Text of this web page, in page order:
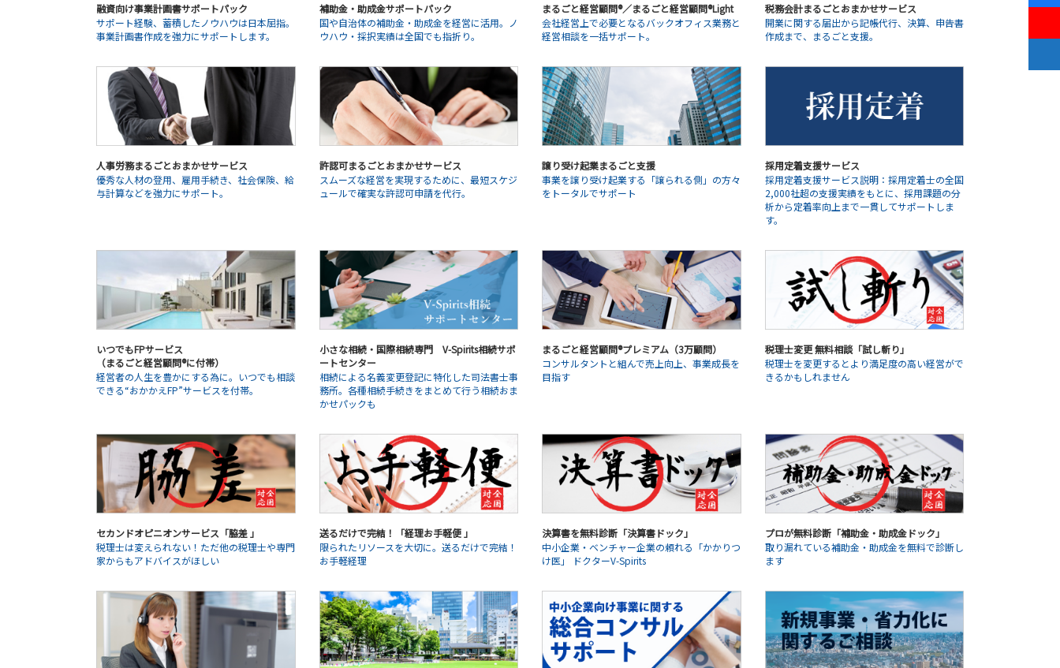
融資向け事業計画書サポートパック
サポート経験、蓄積したノウハウは日本屈指。
事業計画書作成を強力にサポートします。
補助金・助成金サポートパック
国や自治体の補助金・助成金を経営に活用。ノ
ウハウ・採択実績は全国でも指折り。
まるごと経営顧問®／まるごと経営顧問®Light
会社経営上で必要となるバックオフィス業務と
経営相談を一括サポート。
税務会計まるごとおまかせサービス
開業に関する届出から記帳代行、決算、申告書
作成まで、まるごと支援。
人事労務まるごとおまかせサービス
優秀な人材の登用、雇用手続き、社会保険、給
与計算などを強力にサポート。
許認可まるごとおまかせサービス
スムーズな経営を実現するために、最短スケジ
ュールで確実な許認可申請を代行。
譲り受け起業まるごと支援
事業を譲り受け起業する「譲られる側」の方々
をトータルでサポート
採用定着支援サービス
採用定着支援サービス説明：採用定着士の全国
2,000社超の支援実績をもとに、採用課題の分
析から定着率向上まで一貫してサポートしま
す。
いつでもFPサービス
（まるごと経営顧問®に付帯）
経営者の人生を豊かにする為に。いつでも相談
できる“おかかえFP”サービスを付帯。
小さな相続・国際相続専門 V-Spirits相続サポ
ートセンター
相続による名義変更登記に特化した司法書士事
務所。各種相続手続きをまとめて行う相続おま
かせパックも
まるごと経営顧問®プレミアム（3万顧問）
コンサルタントと組んで売上向上、事業成長を
目指す
税理士変更 無料相談「試し斬り」
税理士を変更するとより満足度の高い経営がで
きるかもしれません
セカンドオピニオンサービス「脇差 」
税理士は変えられない！ただ他の税理士や専門
家からもアドバイスがほしい
送るだけで完結！「経理お手軽便 」
限られたリソースを大切に。送るだけで完結！
お手軽経理
決算書を無料診断「決算書ドック」
中小企業・ベンチャー企業の頼れる「かかりつ
け医」 ドクターV-Spirits
プロが無料診断「補助金・助成金ドック」
取り漏れている補助金・助成金を無料で診断し
ます